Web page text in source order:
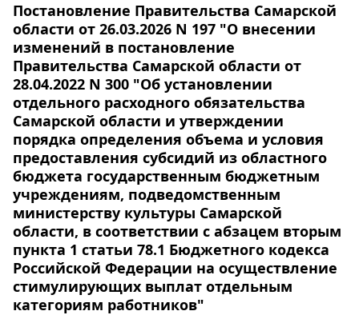
Постановление Правительства Самарской
области от 26.03.2026 N 197 "О внесении
изменений в постановление
Правительства Самарской области от
28.04.2022 N 300 "Об установлении
отдельного расходного обязательства
Самарской области и утверждении
порядка определения объема и условия
предоставления субсидий из областного
бюджета государственным бюджетным
учреждениям, подведомственным
министерству культуры Самарской
области, в соответствии с абзацем вторым
пункта 1 статьи 78.1 Бюджетного кодекса
Российской Федерации на осуществление
стимулирующих выплат отдельным
категориям работников"